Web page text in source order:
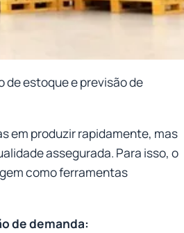
estoque e previsão de
em produzir rapidamente, mas
assegurada. Para isso, o
como ferramentas
de demanda: